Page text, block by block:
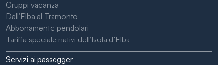
Gruppi vacanza
Dall’Elba al Tramonto
Abbonamento pendolari
Tariffa speciale nativi dell’Isola d’Elba
Servizi ai passeggeri